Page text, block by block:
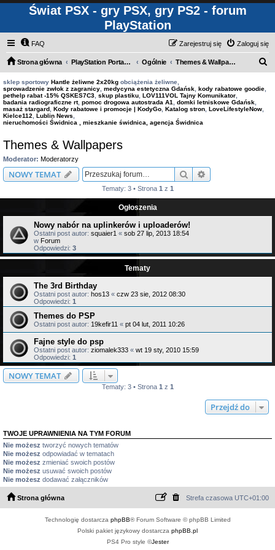
Świat PSX - gry PSX, gry PS2 - forum
PlayStation
FAQ Zaloguj się
Zarejestruj się
Strona główna PlayStation Portable [PSP] Ogólnie Themes & Wallpapers
sklep sportowy Hantle żeliwne 2x20kg obciążenia żeliwne,
sprowadzenie zwłok z zagranicy medycyna estetyczna Gdańsk kody rabatowe goodie
pethelp rabat -15% QSKES7C3 skup plastiku LOV111VOL Tajny Komunikator
badania radiograficzne rt, pomoc drogowa autostrada A1 domki letniskowe Gdańsk
masaż stargard Kody rabatowe i promocje | KodyGo Katalog stron LoveLifestyleNow
Kielce112
Lublin News
nieruchomości Świdnica , mieszkanie świdnica, agencja Świdnica
Themes & Wallpapers
Moderator: Moderatorzy
NOWY TEMAT Szukaj
Tematy: 3 • Strona 1 z 1
Ogłoszenia
Nowy nabór na uplinkerów i uploaderów!
Ostatni post autor: squaier1 « sob 27 lip, 2013 18:54
w Forum
Odpowiedzi: 3
Tematy
The 3rd Birthday
Ostatni post autor: hos13 « czw 23 sie, 2012 08:30
Odpowiedzi: 1
Themes do PSP
Ostatni post autor: 19kefir11 « pt 04 lut, 2011 10:26
Fajne style do psp
Ostatni post autor: ziomalek333 « wt 19 sty, 2010 15:59
Odpowiedzi: 1
NOWY TEMAT
Tematy: 3 • Strona 1 z 1
Przejdź do
TWOJE UPRAWNIENIA NA TYM FORUM
Nie możesz tworzyć nowych tematów
Nie możesz odpowiadać w tematach
Nie możesz zmieniać swoich postów
Nie możesz usuwać swoich postów
Nie możesz dodawać załączników
Strona główna Strefa czasowa UTC+01:00
Technologię dostarcza phpBB® Forum Software © phpBB Limited
Polski pakiet językowy dostarcza phpBB.pl
PS4 Pro style ©Jester